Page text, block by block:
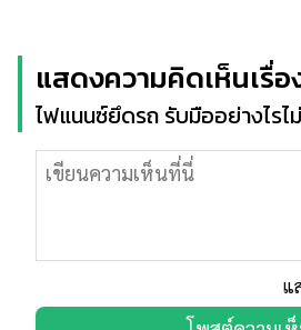
แสดงความคิดเห็นเรื่อ
ไฟแนนซ์ยึดรถ รับมืออย่างไรไ
แ